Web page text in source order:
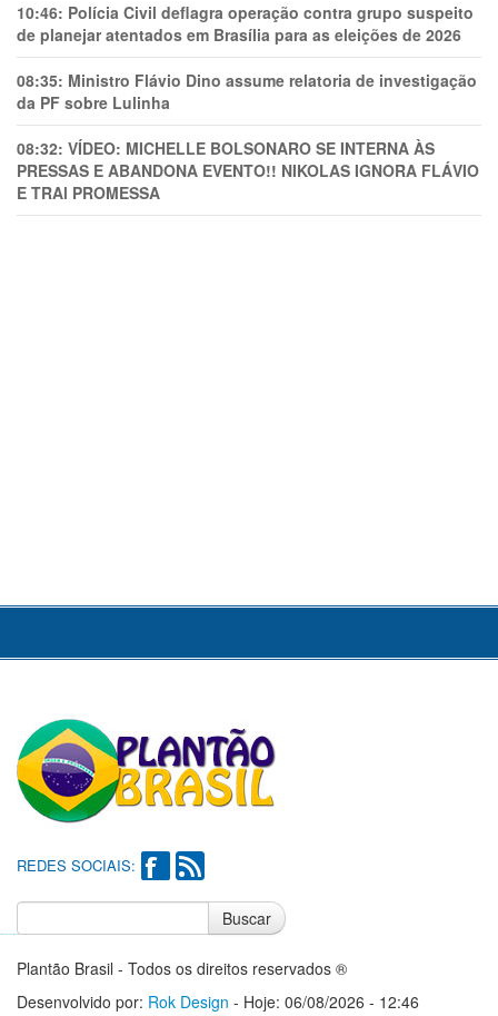
10:46: Polícia Civil deflagra operação contra grupo suspeito
de planejar atentados em Brasília para as eleições de 2026
08:35: Ministro Flávio Dino assume relatoria de investigação
da PF sobre Lulinha
08:32: VÍDEO: MICHELLE BOLSONARO SE INTERNA ÀS
PRESSAS E ABANDONA EVENTO!! NIKOLAS IGNORA FLÁVIO
E TRAl PROMESSA
REDES SOCIAIS:
Buscar
Plantão Brasil - Todos os direitos reservados ®
Desenvolvido por: Rok Design - Hoje: 06/08/2026 - 12:46